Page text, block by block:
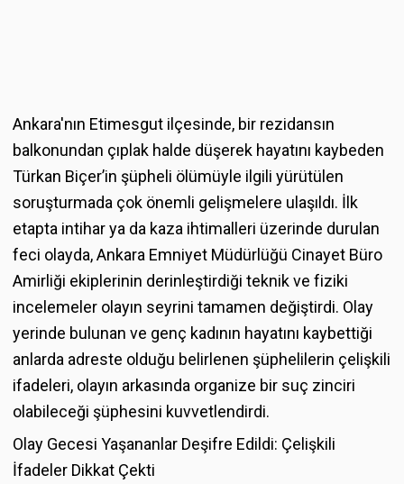
Ankara'nın Etimesgut ilçesinde, bir rezidansın
balkonundan çıplak halde düşerek hayatını kaybeden
Türkan Biçer’in şüpheli ölümüyle ilgili yürütülen
soruşturmada çok önemli gelişmelere ulaşıldı. İlk
etapta intihar ya da kaza ihtimalleri üzerinde durulan
feci olayda, Ankara Emniyet Müdürlüğü Cinayet Büro
Amirliği ekiplerinin derinleştirdiği teknik ve fiziki
incelemeler olayın seyrini tamamen değiştirdi. Olay
yerinde bulunan ve genç kadının hayatını kaybettiği
anlarda adreste olduğu belirlenen şüphelilerin çelişkili
ifadeleri, olayın arkasında organize bir suç zinciri
olabileceği şüphesini kuvvetlendirdi.
Olay Gecesi Yaşananlar Deşifre Edildi: Çelişkili
İfadeler Dikkat Çekti